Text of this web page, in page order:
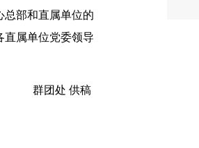
总部和直属单位的
直属单位党委领导
群团处 供稿